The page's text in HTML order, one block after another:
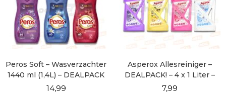
Peros Soft – Wasverzachter
1440 ml (1,4L) – DEALPACK
14,99
Asperox Allesreiniger –
DEALPACK! – 4 x 1 Liter –
Complete Geurcollectie
7,99